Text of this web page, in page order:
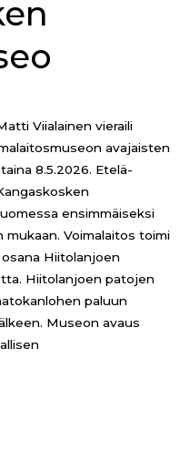
Viialainen vieraili
avajaisten
8.5.2026. Etelä-
ensimmäiseksi
Voimalaitos toimi
Hiitolanjoen
Hiitolanjoen patojen
paluun
Museon avaus